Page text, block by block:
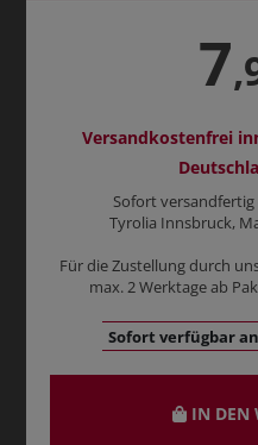
7
Versandkostenfrei
Sofort
Tyrolia Innsbruck,
Für die Zustellung durch
max. 2 Werktage ab
Sofort verfügbar
IN DEN